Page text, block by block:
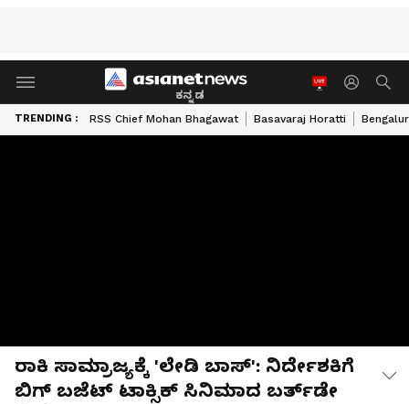
ಕನ್ನಡ
TRENDING : RSS Chief Mohan Bhagawat Basavaraj Horatti
ರಾಕಿ ಸಾಮ್ರಾಜ್ಯಕ್ಕೆ 'ಲೇಡಿ ಬಾಸ್': ನಿರ್ದೇಶಕಿಗೆ
ಬಿಗ್ ಬಜೆಟ್ ಟಾಕ್ಸಿಕ್ ಸಿನಿಮಾದ ಬರ್ತ್‌ಡೇ